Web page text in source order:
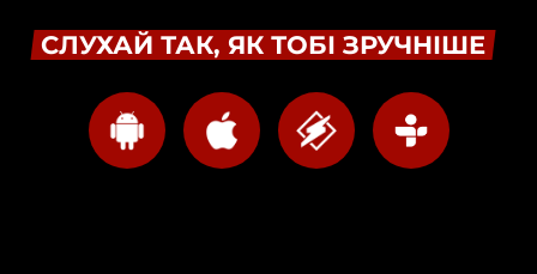
СЛУХАЙ ТАК, ЯК ТОБІ ЗРУЧНІШЕ